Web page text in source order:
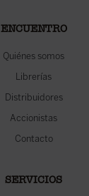
ENCUENTRO
Quiénes somos
Librerías
Distribuidores
Accionistas
Contacto
SERVICIOS